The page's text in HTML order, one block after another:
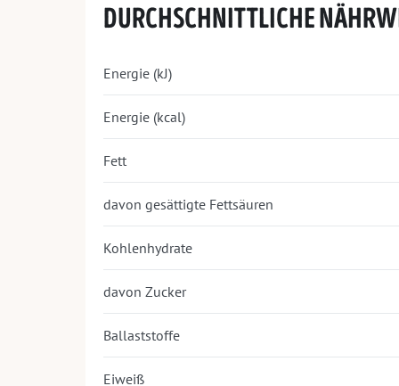
DURCHSCHNITTLICHE
Energie (kJ)
Energie (kcal)
Fett
davon gesättigte Fettsäuren
Kohlenhydrate
davon Zucker
Ballaststoffe
Eiweiß